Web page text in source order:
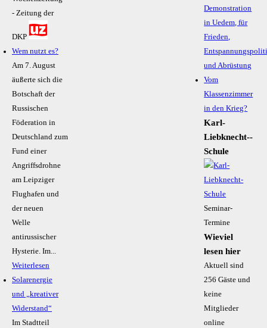
- Zeitung der
DKP
Wem nutzt es?
Am 7. August
äußerte sich die
Botschaft der
Russischen
Föderation in
Deutschland zum
Fund einer
Angriffsdrohne
am Leipziger
Flughafen und
der neuen
Welle
antirussischer
Hysterie. Im...
Weiterlesen
Solarenergie
und „kreativer
Widerstand“
Im Stadtteil
Demonstration
in Uedem, für
Frieden,
und Abrüstung
Vom
Klassenzimmer
in den Krieg?
Karl-
Liebknecht-­
Schule
Seminar-
Termine
Wieviel
lesen hier
Aktuell sind
256 Gäste und
keine
Mitglieder
online